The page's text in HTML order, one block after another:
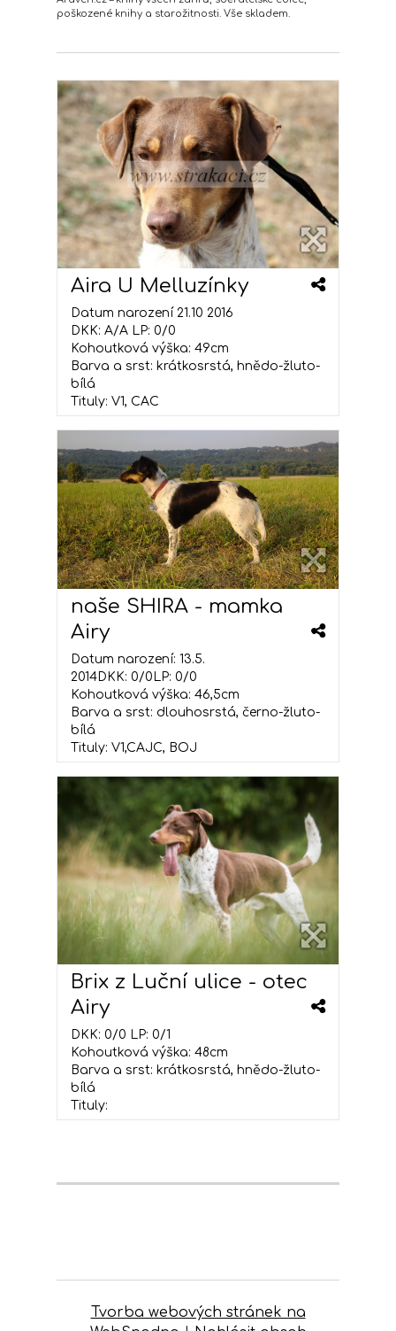
poškozené knihy a starožitnosti. Vše skladem.
Aira U Melluzínky
Datum narození 21.10 2016
DKK: A/A LP: 0/0
Kohoutková výška: 49cm
Barva a srst: krátkosrstá, hnědo-žluto-
bílá
Tituly: V1, CAC
naše SHIRA - mamka
Airy
Datum narození: 13.5.
2014DKK: 0/0LP: 0/0
Kohoutková výška: 46,5cm
Barva a srst: dlouhosrstá, černo-žluto-
bílá
Tituly: V1,CAJC, BOJ
Brix z Luční ulice - otec
Airy
DKK: 0/0 LP: 0/1
Kohoutková výška: 48cm
Barva a srst: krátkosrstá, hnědo-žluto-
bílá
Tituly:
Tvorba webových stránek na